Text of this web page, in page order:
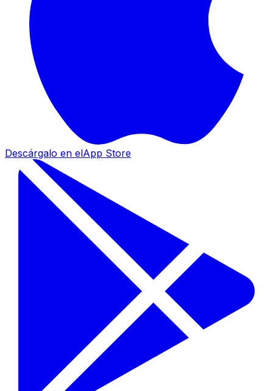
Descárgalo en elApp Store